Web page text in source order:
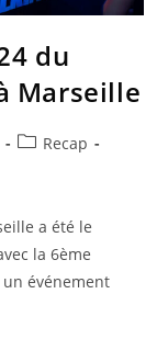
du
Marseille
Recap
a été le
la 6ème
événement